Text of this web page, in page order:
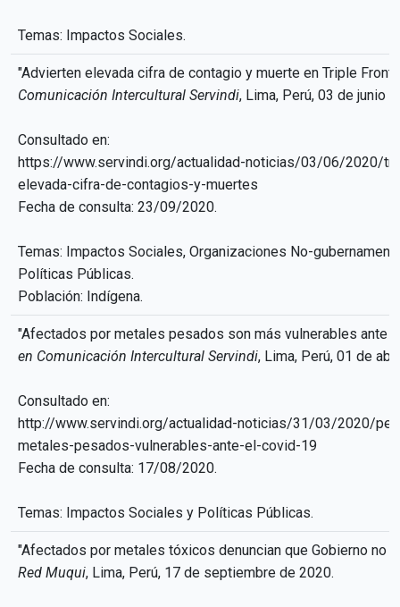
Temas: Impactos Sociales.
"Advierten elevada cifra de contagio y muerte en Triple
Comunicación Intercultural Servindi, Lima, Perú, 03 de junio
Consultado en:
https://www.servindi.org/actualidad-noticias/03/06/2020/
elevada-cifra-de-contagios-y-muertes
Fecha de consulta: 23/09/2020.
Temas: Impactos Sociales, Organizaciones No-
Políticas Públicas.
Población: Indígena.
"Afectados por metales pesados son más vulnerables ante
en Comunicación Intercultural Servindi, Lima, Perú, 01 de
Consultado en:
http://www.servindi.org/actualidad-noticias/31/03/2020/
metales-pesados-vulnerables-ante-el-covid-19
Fecha de consulta: 17/08/2020.
Temas: Impactos Sociales y Políticas Públicas.
"Afectados por metales tóxicos denuncian que Gobierno no
Red Muqui, Lima, Perú, 17 de septiembre de 2020.